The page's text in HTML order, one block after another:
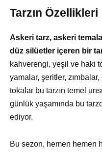
Tarzın Özellikleri
Askeri tarz, askeri
düz silüetler içeren bir
kahverengi, yeşil ve haki
yamalar, şeritler,
tokalar bu tarzın temel
günlük yaşamında bu
ediyor.
Bu sezon, hemen hemen